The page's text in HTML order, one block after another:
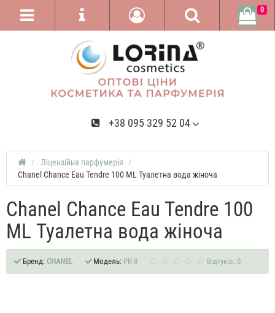
+38 095 329 52 04
0
Ліцензійна парфумерія
Chanel Chance Eau Tendre 100 ML Туалетна вода жіноча
Chanel Chance Eau Tendre 100
ML Туалетна вода жіноча
Бренд: CHANEL Модель: PR-8 Відгуків: 0